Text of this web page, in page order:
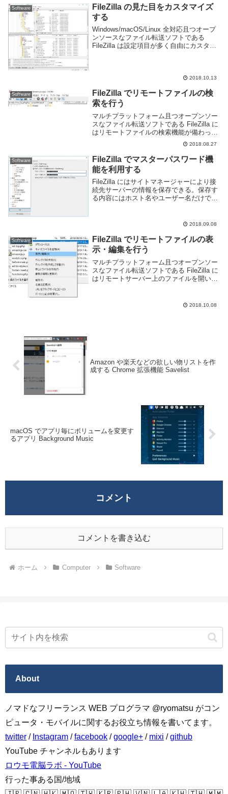
FileZilla の設...
Software
FileZilla の見た目をカスタマイズ
する
Windows/macOS/Linux 全対応且つオープ
ンソースなファイル転送ソフトである
FileZilla は設定項目が多く自由にカスタマ
2018.10.13
Software
FileZilla でリモートファイルの検
索を行う
マルチプラットフォーム且つオープンソー
スなファイル転送ソフトである FileZilla に
はリモートファイルの検索機能が備わって
いる。Web 開発者などであればリモート
サーバー上から特定のファイルを探したい
場面があると思うが、この機能のおか...
2018.08.27
Software
FileZilla でマスターパスワード機
能を利用する
FileZilla にはサイトマネージャーにより接
続先サーバーの情報を保存できる。保存す
る内容にはホスト名やユーザー名だけでな
各ユーザーのディレクトリに sitem...2018.09.08
Software
FileZilla でリモートファイルの表
示・編集を行う
マルチプラットフォーム且つオープンソー
スなファイル転送ソフトである FileZilla に
はリモートサーバー上のファイルを開いた
する行為は危険でもある。使い方を把握...
2018.10.08
Amazon や楽天などの欲しい物リストを作
成する Chrome 拡張機能 Savelist
macOS でアプリ毎にボリュームを変更す
るアプリ Background Music
コメント
コメントを書き込む
ホーム Computer Software
About
ノマドなフリーランス WEB プログラマ @ryomatsu がコン
ピュータ・モバイルに関するお役立ち情報を書いてます。
twitter / Instagram /facebook /google+ / mixi /github
YouTube チャンネルもあります
ロウモ電脳ラボ - YouTube
行った事ある国/地域